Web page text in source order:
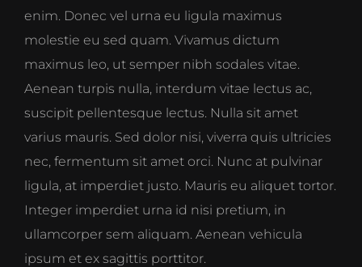
enim. Donec vel urna eu ligula maximus
molestie eu sed quam. Vivamus dictum
maximus leo, ut semper nibh sodales vitae.
Aenean turpis nulla, interdum vitae lectus ac,
suscipit pellentesque lectus. Nulla sit amet
varius mauris. Sed dolor nisi, viverra quis ultricies
nec, fermentum sit amet orci. Nunc at pulvinar
ligula, at imperdiet justo. Mauris eu aliquet tortor.
Integer imperdiet urna id nisi pretium, in
ullamcorper sem aliquam. Aenean vehicula
ipsum et ex sagittis porttitor.